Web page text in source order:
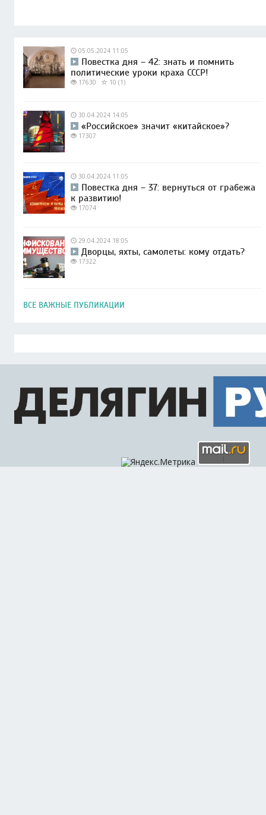
05.05.2024 11:05
Повестка дня – 42: знать и помнить
политические уроки краха СССР!
17630 10 (1)
30.04.2024 14:05
«Российское» значит «китайское»?
17307
30.04.2024 11:05
Повестка дня – 37: вернуться от грабежа
к развитию!
17074
29.04.2024 18:05
Дворцы, яхты, самолеты: кому отдать?
17322
ВСЕ ВАЖНЫЕ ПУБЛИКАЦИИ